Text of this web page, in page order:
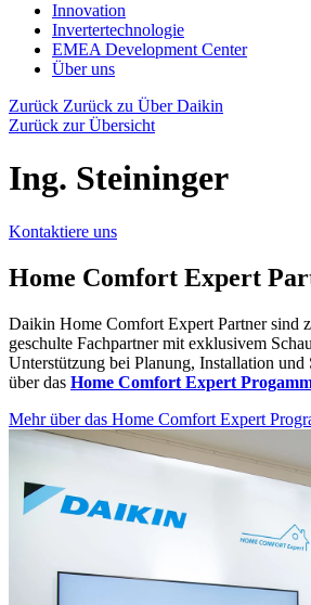
Innovation
Invertertechnologie
EMEA Development Center
Über uns
Zurück Zurück zu Über Daikin
Zurück zur Übersicht
Ing. Steininger
Kontaktiere uns
Home Comfort Expert
Daikin Home Comfort Expert Partner sind
geschulte Fachpartner mit exklusivem
Unterstützung bei Planung, Installation und
über das Home Comfort Expert
Mehr über das Home Comfort Expert